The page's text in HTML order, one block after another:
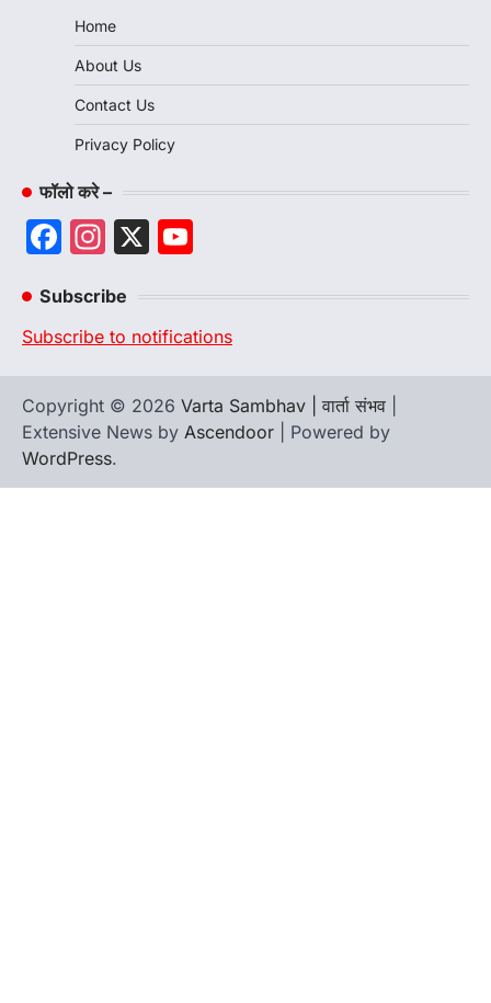
Home
About Us
Contact Us
Privacy Policy
फॉलो करे –
Facebook
Instagram
X
Subscribe
Subscribe to notifications
Copyright © 2026 Varta Sambhav | वार्ता संभव
Extensive News by Ascendoor | Powered by
WordPress.